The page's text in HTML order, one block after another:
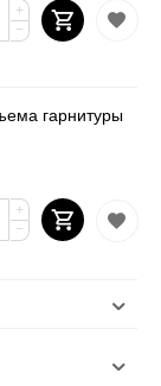
+
−
гарнитуры
+
−